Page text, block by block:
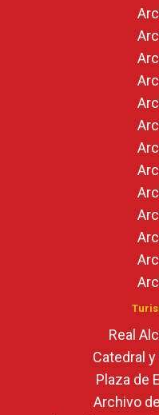
Real
Catedral
Plaza de
Archivo